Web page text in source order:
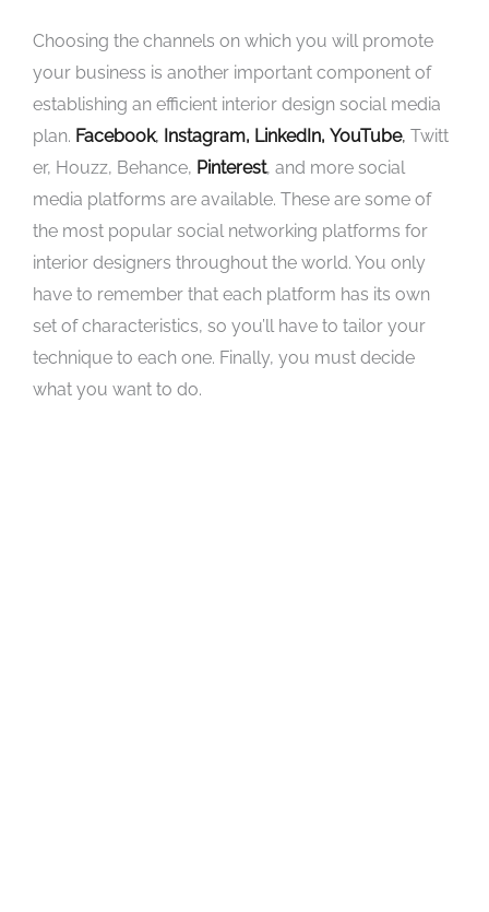
Choosing the channels on which you will promote
your business is another important component of
establishing an efficient interior design social media
plan. Facebook, Instagram, LinkedIn, YouTube, Twitt
er, Houzz, Behance, Pinterest, and more social
media platforms are available. These are some of
the most popular social networking platforms for
interior designers throughout the world. You only
have to remember that each platform has its own
set of characteristics, so you’ll have to tailor your
technique to each one. Finally, you must decide
what you want to do.